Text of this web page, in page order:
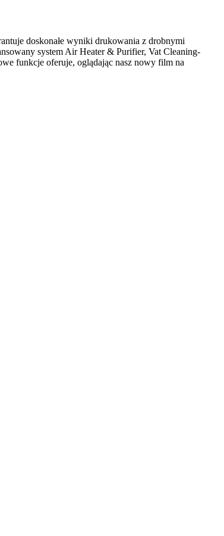
doskonałe wyniki drukowania z drobnymi
system Air Heater & Purifier, Vat Cleaning-
funkcje oferuje, oglądając nasz nowy film na